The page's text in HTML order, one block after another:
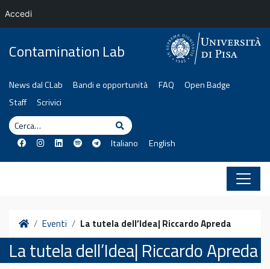
Contamination Lab
News dal CLab Bandi e opportunità FAQ
Open Badge
Staff
Scrivici
Cerca
Cerca
Italiano English
HomeEventi La tutela dell’Idea| Riccardo Apreda
La tutela dell’Idea| Riccardo Apreda
Accedi